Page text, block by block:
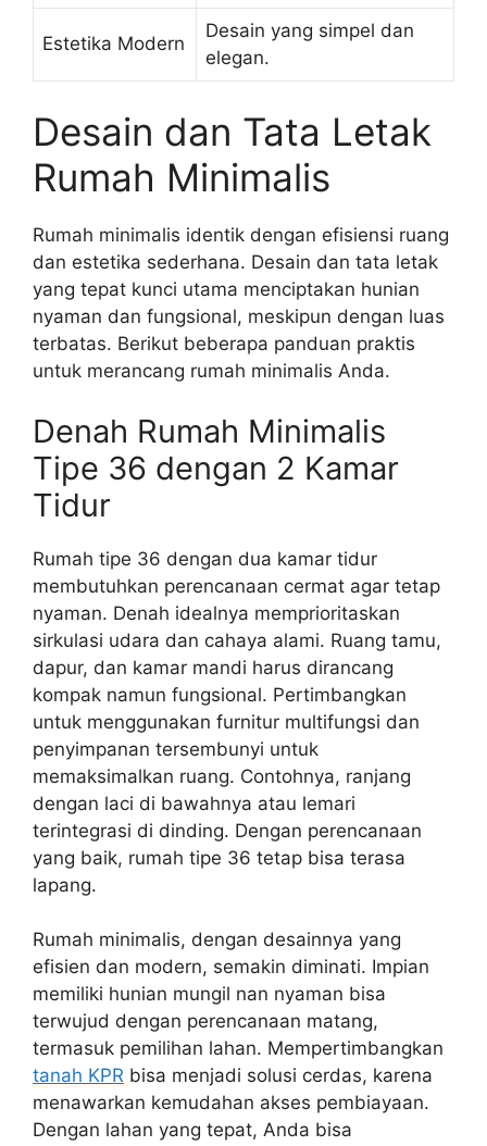
Estetika Modern
Desain yang simpel dan
elegan.
Desain dan Tata Letak
Rumah Minimalis
Rumah minimalis identik dengan efisiensi ruang
dan estetika sederhana. Desain dan tata letak
yang tepat kunci utama menciptakan hunian
nyaman dan fungsional, meskipun dengan luas
terbatas. Berikut beberapa panduan praktis
untuk merancang rumah minimalis Anda.
Denah Rumah Minimalis
Tipe 36 dengan 2 Kamar
Tidur
Rumah tipe 36 dengan dua kamar tidur
membutuhkan perencanaan cermat agar tetap
nyaman. Denah idealnya memprioritaskan
sirkulasi udara dan cahaya alami. Ruang tamu,
dapur, dan kamar mandi harus dirancang
kompak namun fungsional. Pertimbangkan
untuk menggunakan furnitur multifungsi dan
penyimpanan tersembunyi untuk
memaksimalkan ruang. Contohnya, ranjang
dengan laci di bawahnya atau lemari
terintegrasi di dinding. Dengan perencanaan
yang baik, rumah tipe 36 tetap bisa terasa
lapang.
Rumah minimalis, dengan desainnya yang
efisien dan modern, semakin diminati. Impian
memiliki hunian mungil nan nyaman bisa
terwujud dengan perencanaan matang,
termasuk pemilihan lahan. Mempertimbangkan
tanah KPR bisa menjadi solusi cerdas, karena
menawarkan kemudahan akses pembiayaan.
Dengan lahan yang tepat, Anda bisa